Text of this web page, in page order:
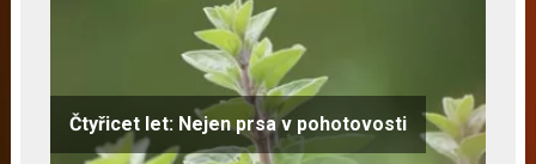
Čtyřicet let: Nejen prsa v pohotovosti